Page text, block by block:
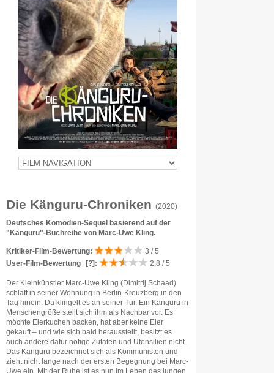
Die Känguru-Chroniken (2020)
Deutsches Komödien-Sequel basierend auf der
"Känguru"-Buchreihe von Marc-Uwe Kling.
Kritiker-Film-Bewertung:
3 / 5
User-Film-Bewertung
[?] : 2.8 / 5
Der Kleinkünstler Marc-Uwe Kling (Dimitrij Schaad)
schläft in seiner Wohnung in Berlin-Kreuzberg in den
Tag hinein. Da klingelt es an seiner Tür. Ein Känguru in
Menschengröße stellt sich ihm als Nachbar vor. Es
möchte Eierkuchen backen, hat aber keine Eier
gekauft – und wie sich bald herausstellt, besitzt es
auch andere dafür nötige Zutaten und Utensilien nicht.
Das Känguru bezeichnet sich als Kommunisten und
zieht nicht lange nach der ersten Begegnung bei Marc-
Uwe ein. Mit der Ruhe ist es nun im Leben des jungen